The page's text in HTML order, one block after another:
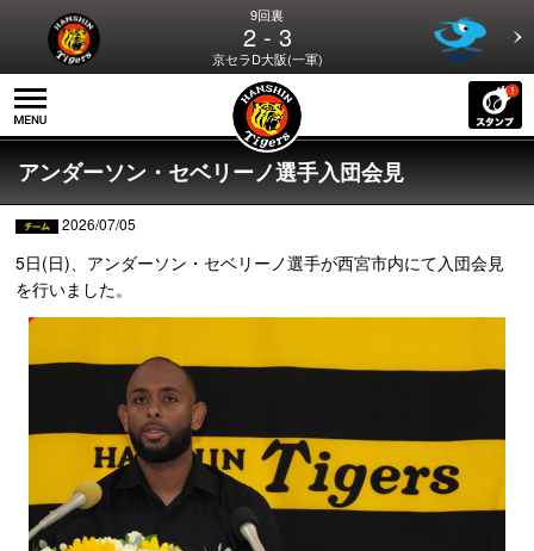
9回裏
2 - 3
京セラD大阪(一軍)
アンダーソン・セベリーノ選手入団会見
2026/07/05
5日(日)、アンダーソン・セベリーノ選手が西宮市内にて入団会見
を行いました。